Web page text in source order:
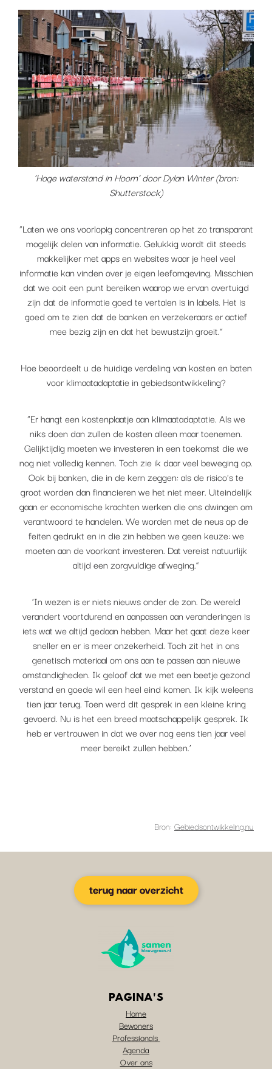
‘Hoge waterstand in Hoorn’ door Dylan Winter (bron:
Shutterstock)
“Laten we ons voorlopig concentreren op het zo transparant
mogelijk delen van informatie. Gelukkig wordt dit steeds
makkelijker met apps en websites waar je heel veel
informatie kan vinden over je eigen leefomgeving. Misschien
dat we ooit een punt bereiken waarop we ervan overtuigd
zijn dat de informatie goed te vertalen is in labels. Het is
goed om te zien dat de banken en verzekeraars er actief
mee bezig zijn en dat het bewustzijn groeit.”
Hoe beoordeelt u de huidige verdeling van kosten en baten
voor klimaatadaptatie in gebiedsontwikkeling?
“Er hangt een kostenplaatje aan klimaatadaptatie. Als we
niks doen dan zullen de kosten alleen maar toenemen.
Gelijktijdig moeten we investeren in een toekomst die we
nog niet volledig kennen. Toch zie ik daar veel beweging op.
Ook bij banken, die in de kern zeggen: als de risico's te
groot worden dan financieren we het niet meer. Uiteindelijk
gaan er economische krachten werken die ons dwingen om
verantwoord te handelen. We worden met de neus op de
feiten gedrukt en in die zin hebben we geen keuze: we
moeten aan de voorkant investeren. Dat vereist natuurlijk
altijd een zorgvuldige afweging.”
‘In wezen is er niets nieuws onder de zon. De wereld
verandert voortdurend en aanpassen aan veranderingen is
iets wat we altijd gedaan hebben. Maar het gaat deze keer
sneller en er is meer onzekerheid. Toch zit het in ons
genetisch materiaal om ons aan te passen aan nieuwe
omstandigheden. Ik geloof dat we met een beetje gezond
verstand en goede wil een heel eind komen. Ik kijk weleens
tien jaar terug. Toen werd dit gesprek in een kleine kring
gevoerd. Nu is het een breed maatschappelijk gesprek. Ik
heb er vertrouwen in dat we over nog eens tien jaar veel
meer bereikt zullen hebben.’
Bron: Gebiedsontwikkeling.nu
terug naar overzicht
PAGINA'S
Home
Bewoners
Professionals
Agenda
Over ons